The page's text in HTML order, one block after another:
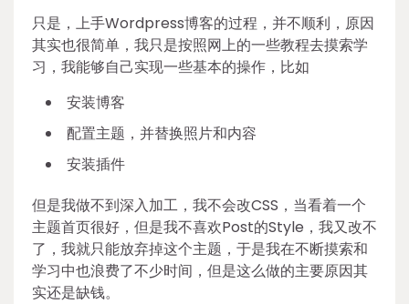
只是，上手Wordpress博客的过程，并不顺利，原因
其实也很简单，我只是按照网上的一些教程去摸索学
习，我能够自己实现一些基本的操作，比如
安装博客
配置主题，并替换照片和内容
安装插件
但是我做不到深入加工，我不会改CSS，当看着一个
主题首页很好，但是我不喜欢Post的Style，我又改不
了，我就只能放弃掉这个主题，于是我在不断摸索和
学习中也浪费了不少时间，但是这么做的主要原因其
实还是缺钱。